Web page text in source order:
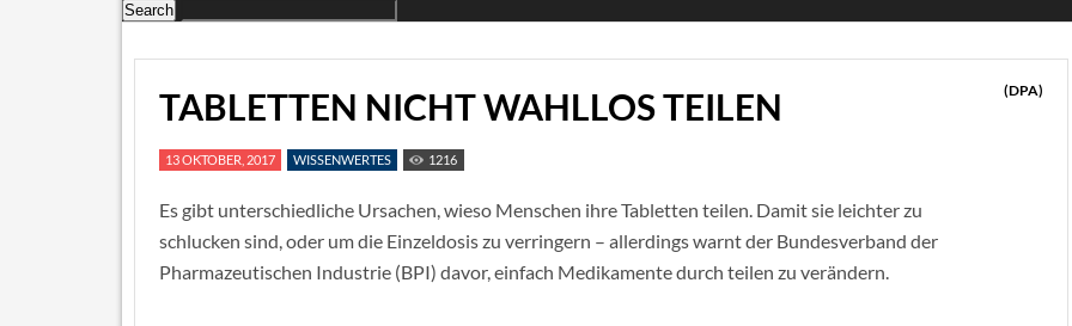
TABLETTEN NICHT WAHLLOS TEILEN (DPA)
13 OKTOBER, 2017 WISSENWERTES 1216
Es gibt unterschiedliche Ursachen, wieso Menschen ihre Tabletten teilen. Damit sie leichter zu
schlucken sind, oder um die Einzeldosis zu verringern – allerdings warnt der Bundesverband der
Pharmazeutischen Industrie (BPI) davor, einfach Medikamente durch teilen zu verändern.